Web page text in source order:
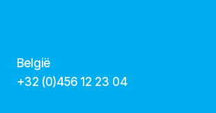
België
‭+32 (0)456 12 23 04‬